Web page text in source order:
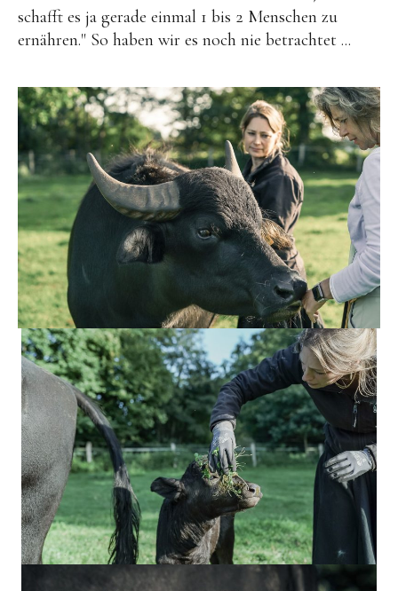
schafft es ja gerade einmal 1 bis 2 Menschen zu
ernähren." So haben wir es noch nie betrachtet ...